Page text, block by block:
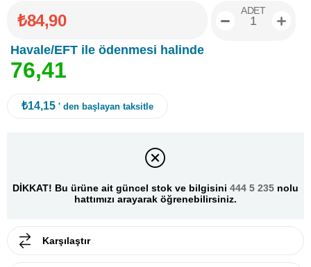
₺84,90
Havale/EFT ile ödenmesi halinde
76,41
ADET
₺14,15 ' den başlayan taksitle
DİKKAT! Bu ürüne ait güncel stok ve bilgisini 444 5 235 nolu
hattımızı arayarak öğrenebilirsiniz.
Karşılaştır